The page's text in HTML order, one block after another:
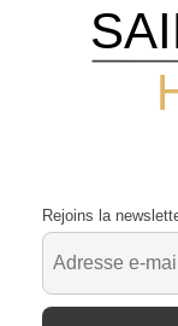
Rejoins la